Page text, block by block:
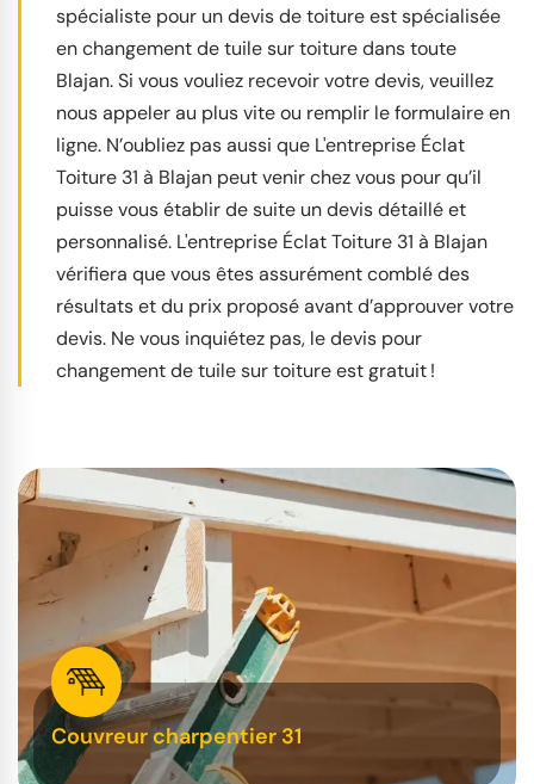
spécialiste pour un devis de toiture est spécialisée
en changement de tuile sur toiture dans toute
Blajan. Si vous vouliez recevoir votre devis, veuillez
nous appeler au plus vite ou remplir le formulaire en
ligne. N’oubliez pas aussi que L'entreprise Éclat
Toiture 31 à Blajan peut venir chez vous pour qu’il
puisse vous établir de suite un devis détaillé et
personnalisé. L'entreprise Éclat Toiture 31 à Blajan
vérifiera que vous êtes assurément comblé des
résultats et du prix proposé avant d’approuver votre
devis. Ne vous inquiétez pas, le devis pour
changement de tuile sur toiture est gratuit !
Couvreur charpentier 31